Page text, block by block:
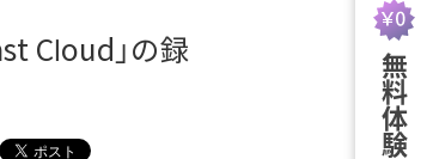
無料体験
Cloud」の録